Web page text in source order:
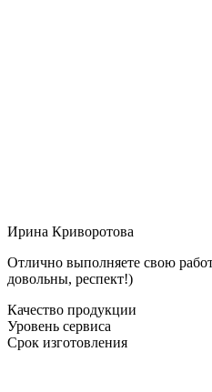
Ирина Криворотова
Отлично выполняете свою
довольны, респект!)
Качество продукции
Уровень сервиса
Срок изготовления